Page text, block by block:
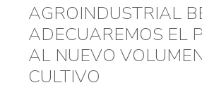
AGROINDUSTRIAL
ADECUAREMOS EL
AL NUEVO
CULTIVO